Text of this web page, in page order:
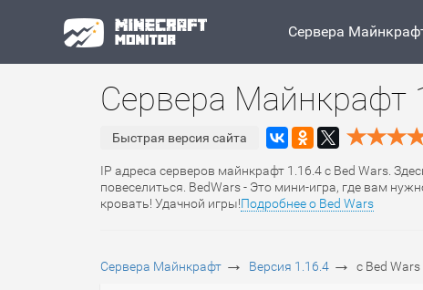
Сервера
Сервера Майнкрафт
Быстрая версия сайта
IP адреса серверов майнкрафт 1.16.4 с Bed Wars.
повеселиться. BedWars - Это мини-игра, где вам
кровать! Удачной игры!Подробнее о Bed Wars
Сервера Майнкрафт → Версия 1.16.4 → с Bed Wars